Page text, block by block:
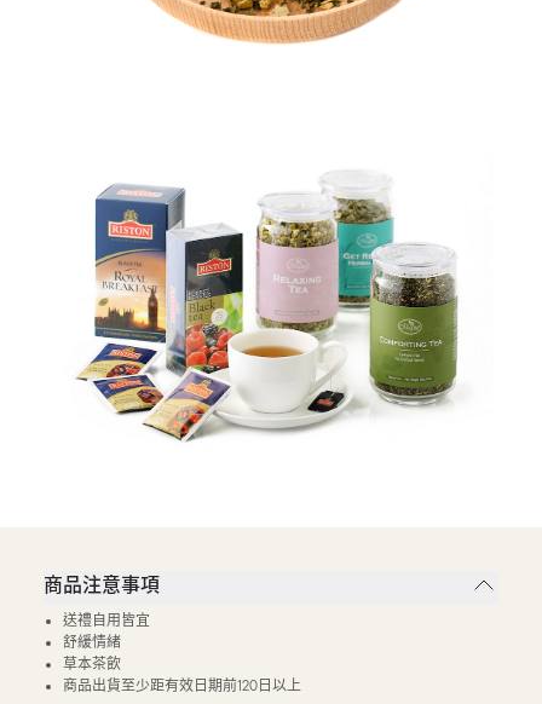
商品注意事項
送禮自用皆宜
舒緩情緒
草本茶飲
商品出貨至少距有效日期前120日以上